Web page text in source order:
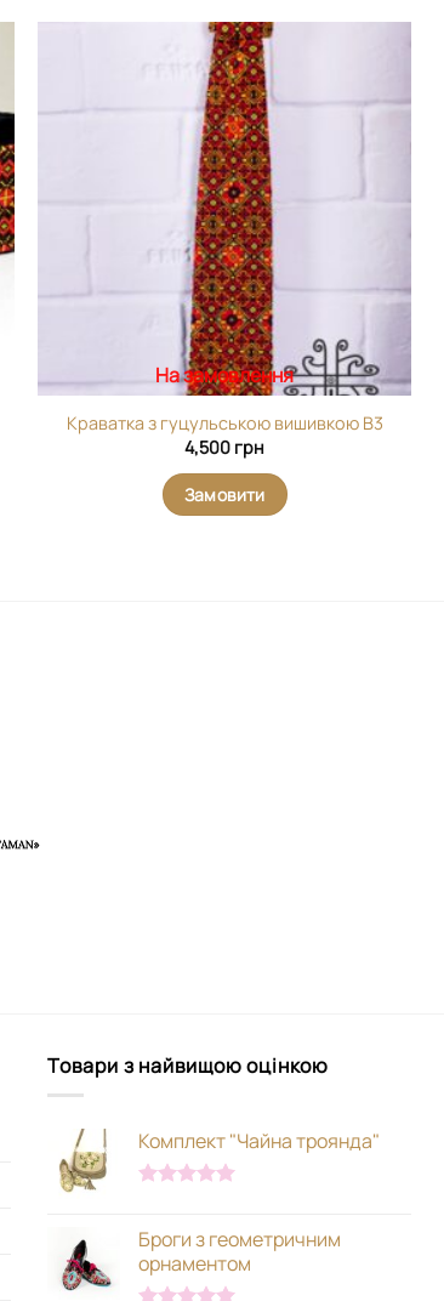
виріб у
На замовлення
Краватка з гуцульською вишивкою В3
4,500 грн
Замовити
Товари з найвищою оцінкою
Комплект "Чайна троянда"
Броги з геометричним
орнаментом